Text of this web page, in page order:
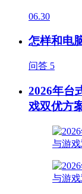
06.30
怎样和电
问答 5
2026年台
戏双优方